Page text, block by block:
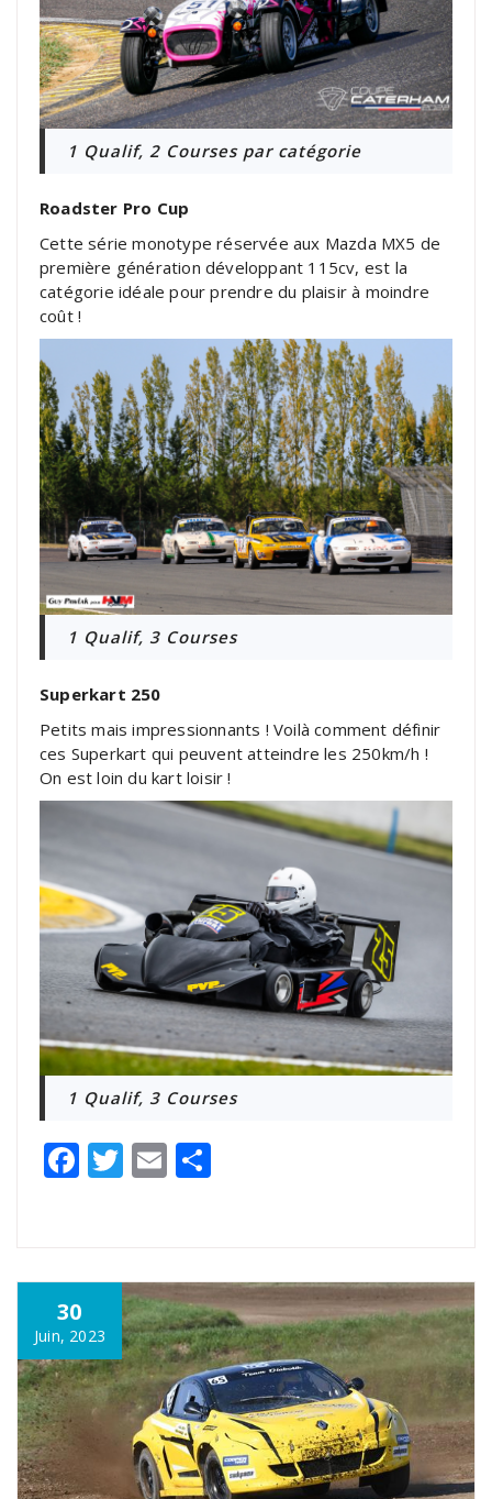
1 Qualif, 2 Courses par catégorie
Roadster Pro Cup
Cette série monotype réservée aux Mazda MX5 de
première génération développant 115cv, est la
catégorie idéale pour prendre du plaisir à moindre
coût !
1 Qualif, 3 Courses
Superkart 250
Petits mais impressionnants ! Voilà comment définir
ces Superkart qui peuvent atteindre les 250km/h !
On est loin du kart loisir !
1 Qualif, 3 Courses
Facebook
Twitter
Email
30
Juin, 2023